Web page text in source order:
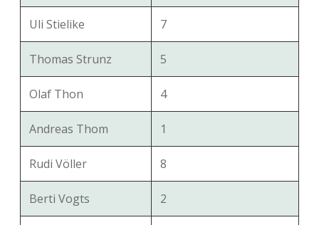
Uli Stielike 7
Thomas Strunz 5
Olaf Thon 4
Andreas Thom 1
Rudi Völler 8
Berti Vogts 2